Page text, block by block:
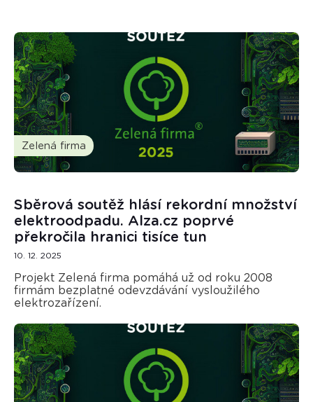
Zelená firma
Sběrová soutěž hlásí rekordní množství
elektroodpadu. Alza.cz poprvé
překročila hranici tisíce tun
10. 12. 2025
Projekt Zelená firma pomáhá už od roku 2008
firmám bezplatné odevzdávání vysloužilého
elektrozařízení.